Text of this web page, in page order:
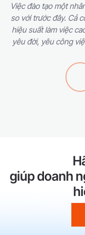
Việc đào tạo một
so với trước đây. Cả
hiệu suất làm việc
yêu đời, yêu công
giúp doanh